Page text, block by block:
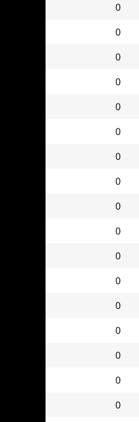
0
0
0
0
0
0
0
0
0
0
0
0
0
0
0
0
0